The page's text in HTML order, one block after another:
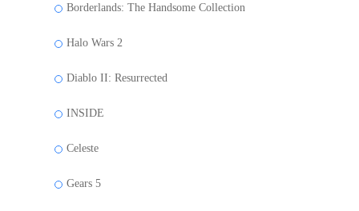
Borderlands: The Handsome Collection
Halo Wars 2
Diablo II: Resurrected
INSIDE
Celeste
Gears 5